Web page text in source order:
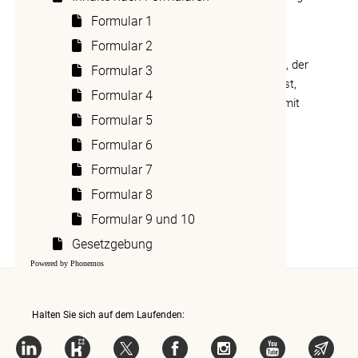
Formular 1
Formular 2
Formular 3
Formular 4
Formular 5
Formular 6
Formular 7
Formular 8
Formular 9 und 10
Gesetzgebung
Powered by Phonemos
der Westschweizer Kantone
Betrifft eine Steuerausscheidung einen Kanton, der
nicht an einer dieser Vereinbarungen beteiligt ist,
kann eines dieser Schemata nach Absprache mit
dem anderen Kanton ebenfalls angewendet
werden.
____________________
Fassung vom 11.05.2023
Halten Sie sich auf dem Laufenden: